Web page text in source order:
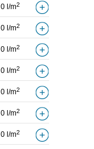
0 l/m2
0 l/m2
0 l/m2
0 l/m2
0 l/m2
0 l/m2
0 l/m2